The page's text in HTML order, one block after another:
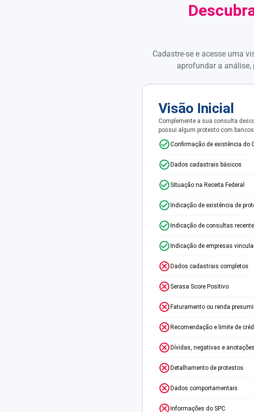
Cadastre-se e acesse uma
aprofundar a
Visão Inicial
Complemente a sua consulta
possui algum protesto com
Confirmação de existência do
Dados cadastrais básicos
Situação na Receita Federal
Indicação de existência de
Indicação de consultas
Indicação de empresas
Dados cadastrais completos
Serasa Score Positivo
Faturamento ou renda
Recomendação e limite de
Dívidas, negativas e anotações
Detalhamento de protestos
Dados comportamentais
Informações do SPC